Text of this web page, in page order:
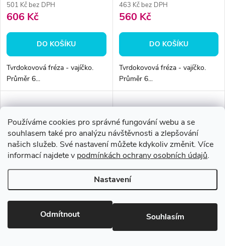
Používáme cookies pro správné fungování webu a se
souhlasem také pro analýzu návštěvnosti a zlepšování
našich služeb. Své nastavení můžete kdykoliv změnit. Více
informací najdete v podmínkách ochrany osobních údajů.
Nastavení
Odmítnout Souhlasím
501 Kč bez DPH
606 Kč
DO KOŠÍKU
Tvrdokovová fréza - vajíčko.
Průměr 6...
463 Kč bez DPH
560 Kč
DO KOŠÍKU
Tvrdokovová fréza - vajíčko.
Průměr 6...
Tvrdokovová fréza - vajíčko Ø